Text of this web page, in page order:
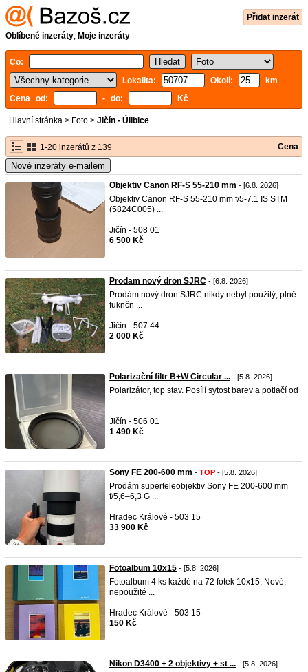
Přidat inzerát
Oblíbené inzeráty, Moje inzeráty
Co:
Lokalita:
Okolí:
km
Cena od:
- do: Kč
Hlavní stránka > Foto > Jičín - Úlibice
1-20 inzerátů z 139 Cena
Nové inzeráty e-mailem
Objektiv Canon RF-S 55-210 mm - [6.8. 2026]
Objektiv Canon RF-S 55-210 mm f/5-7.1 IS STM
(5824C005) ...
Jičín - 508 01
6 500 Kč
Prodam nový dron SJRC - [6.8. 2026]
Prodám nový dron SJRC nikdy nebyl použitý, plně
fuknčn ...
Jičín - 507 44
2 000 Kč
Polarizační filtr B+W Circular ... - [5.8. 2026]
Polarizátor, top stav. Posílí sytost barev a potlačí od
...
Jičín - 506 01
1 490 Kč
Sony FE 200-600 mm - TOP - [5.8. 2026]
Prodám superteleobjektiv Sony FE 200-600 mm
f/5,6–6,3 G ...
Hradec Králové - 503 15
33 900 Kč
Fotoalbum 10x15 - [5.8. 2026]
Fotoalbum 4 ks každé na 72 fotek 10x15. Nové,
nepoužité ...
Hradec Králové - 503 15
150 Kč
Nikon D3400 + 2 objektivy + st ... - [5.8. 2026]